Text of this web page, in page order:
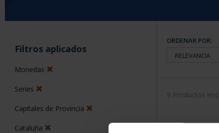
Filtros aplicados
Monedas
Series
Capitales de Provincia
Cataluña
ORDENAR POR:
9 Productos